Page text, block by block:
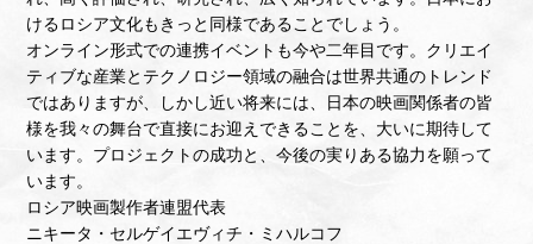
2020.06.13 スピンオフイベントの様子が東京外国語大学
のサイト・HaRP（日露経済協力・人的交流に資する人材
育成プラットフォーム）オフィシャルサイトで紹介されま
した。
2020.06.13 J-Anime Meetingスピンオフ「字幕完成披露
試写会・インターン成果発表会」を開催しました！詳細は
こちら
けるロシア文化もきっと同様であることでしょう。
オンライン形式での連携イベントも今や二年目です。クリエイ
ティブな産業とテクノロジー領域の融合は世界共通のトレンド
ではありますが、しかし近い将来には、日本の映画関係者の皆
様を我々の舞台で直接にお迎えできることを、大いに期待して
います。プロジェクトの成功と、今後の実りある協力を願って
います。
ロシア映画製作者連盟代表
ニキータ・セルゲイエヴィチ・ミハルコフ